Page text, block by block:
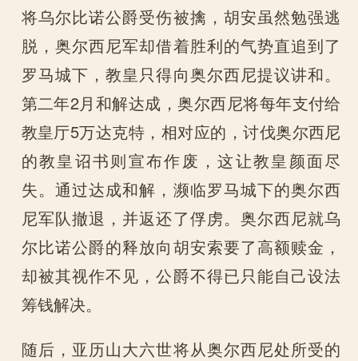
将乌尔比诺公爵受伤被擒，胡安虽然勉强逃
脱，奥尔西尼军却借着胜利的气势直追到了
罗马城下，教皇只得向奥尔西尼提议讲和。
第二年2月和解达成，奥尔西尼将每年支付给
教皇厅5万达克特，相对应的，讨伐奥尔西尼
的教皇诏书则宣布作废，这让教皇颜面尽
失。通过达成和解，濒临罗马城下的奥尔西
尼军队撤退，并返还了俘虏。奥尔西尼就乌
尔比诺公爵的释放向胡安索要了高额赎金，
却被其视作不见，公爵不得已只能自己设法
筹钱解决。
随后，亚历山大六世将从奥尔西尼处所受的